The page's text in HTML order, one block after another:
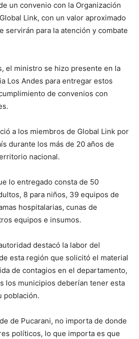
un convenio con la Organización
Link, con un valor aproximado
servirán para la atención y combate
el ministro se hizo presente en la
Los Andes para entregar estos
de convenios con
a los miembros de Global Link por
durante los más de 20 años de
nacional.
lo entregado consta de 50
8 para niños, 39 equipos de
hospitalarias, cunas de
equipos e insumos.
destacó la labor del
esta región que solicitó el material
de contagios en el departamento,
los municipios deberían tener esta
población.
de Pucarani, no importa de donde
políticos, lo que importa es que